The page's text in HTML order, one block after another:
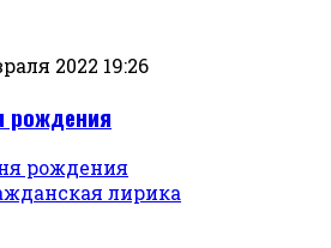
2022 19:26
рождения
лирика